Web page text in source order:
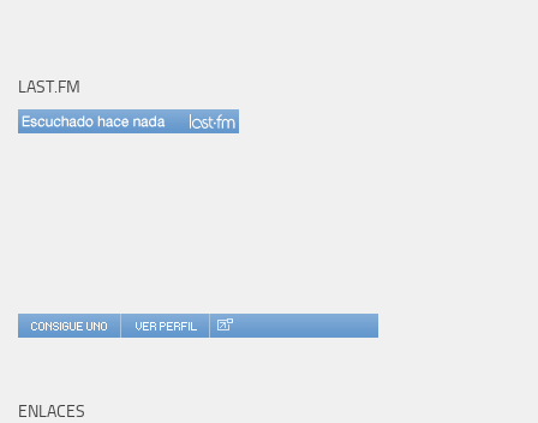
LAST.FM
ENLACES